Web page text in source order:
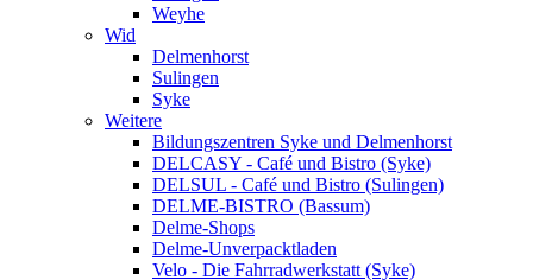
Weyhe
Wid
Delmenhorst
Sulingen
Syke
Weitere
Bildungszentren Syke und Delmenhorst
DELCASY - Café und Bistro (Syke)
DELSUL - Café und Bistro (Sulingen)
DELME-BISTRO (Bassum)
Delme-Shops
Delme-Unverpacktladen
Velo - Die Fahrradwerkstatt (Syke)